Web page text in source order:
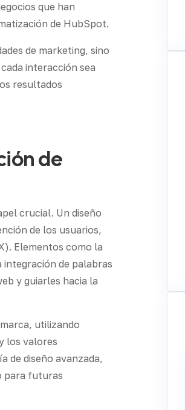
que han
de HubSpot.
de marketing, sino
interacción sea
resultados
de
crucial. Un diseño
de los usuarios,
Elementos como la
integración de palabras
y guiarles hacia la
utilizando
los valores
de diseño avanzada,
para futuras